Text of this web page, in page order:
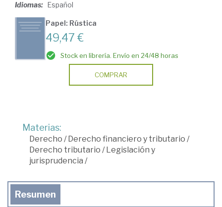
Idiomas: Español
Papel: Rústica
49,47 €
Stock en librería. Envío en 24/48 horas
COMPRAR
Materias:
Derecho / Derecho financiero y tributario /
Derecho tributario / Legislación y
jurisprudencia /
Resumen